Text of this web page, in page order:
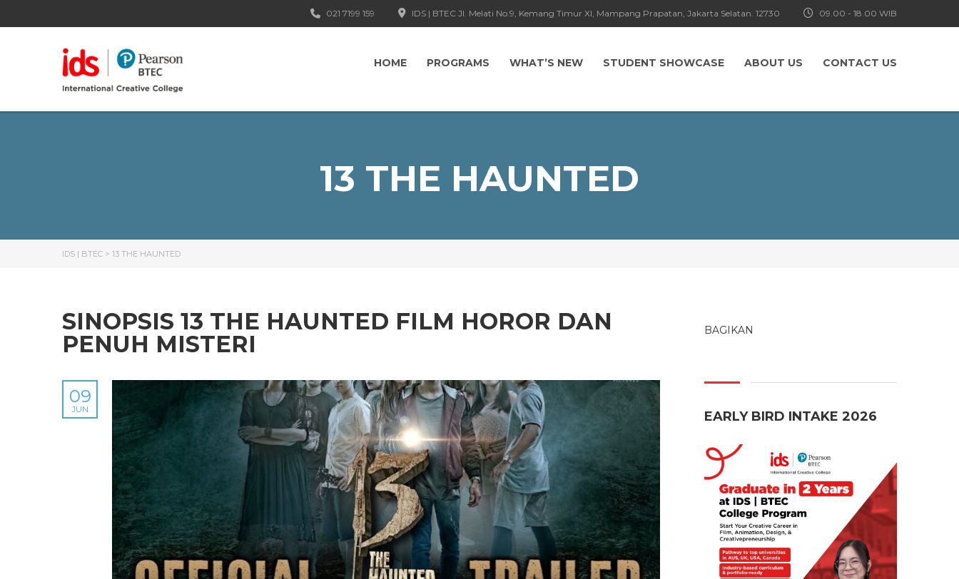
09.00 - 18.00 WIB
IDS | BTEC Jl. Melati No.9, Kemang Timur XI, Mampang Prapatan, Jakarta Selatan. 12730
021 7199 159
HOME PROGRAMS WHAT’S NEW STUDENT SHOWCASE ABOUT US CONTACT US
13 THE HAUNTED
IDS | BTEC > 13 THE HAUNTED
SINOPSIS 13 THE HAUNTED FILM HOROR DAN
PENUH MISTERI
09
JUN
BAGIKAN
EARLY BIRD INTAKE 2026